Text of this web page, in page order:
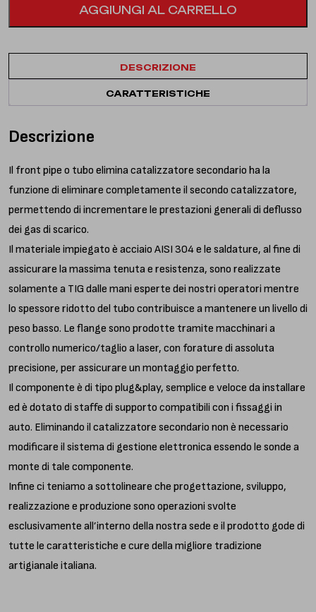
catalizzatore
con
AGGIUNGI AL CARRELLO
DESCRIZIONE
CARATTERISTICHE
Descrizione
Il front pipe o tubo elimina catalizzatore secondario ha la
funzione di eliminare completamente il secondo catalizzatore,
permettendo di incrementare le prestazioni generali di deflusso
dei gas di scarico.
Il materiale impiegato è acciaio AISI 304 e le saldature, al fine di
assicurare la massima tenuta e resistenza, sono realizzate
solamente a TIG dalle mani esperte dei nostri operatori mentre
lo spessore ridotto del tubo contribuisce a mantenere un livello di
peso basso. Le flange sono prodotte tramite macchinari a
controllo numerico/taglio a laser, con forature di assoluta
precisione, per assicurare un montaggio perfetto.
Il componente è di tipo plug&play, semplice e veloce da installare
ed è dotato di staffe di supporto compatibili con i fissaggi in
auto. Eliminando il catalizzatore secondario non è necessario
modificare il sistema di gestione elettronica essendo le sonde a
monte di tale componente.
Infine ci teniamo a sottolineare che progettazione, sviluppo,
realizzazione e produzione sono operazioni svolte
esclusivamente all’interno della nostra sede e il prodotto gode di
tutte le caratteristiche e cure della migliore tradizione
artigianale italiana.